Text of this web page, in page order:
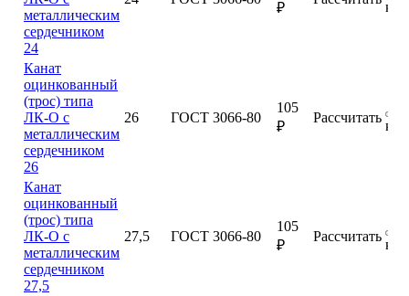
металлическим
сердечником
24
₽
Канат
оцинкованный
(трос) типа
ЛК-О с
металлическим
сердечником
26
26 ГОСТ 3066-80
105
₽
Рассчитать
Канат
оцинкованный
(трос) типа
ЛК-О с
металлическим
сердечником
27,5
27,5 ГОСТ 3066-80
105
₽
Рассчитать